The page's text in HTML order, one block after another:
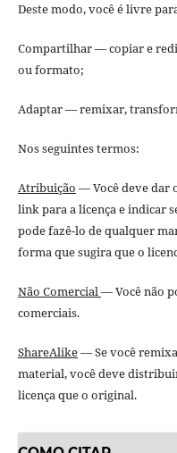
Deste modo, você é livre
Compartilhar — copiar e
ou formato;
Adaptar — remixar,
Nos seguintes termos:
Atribuição — Você deve dar
link para a licença e indicar
pode fazê-lo de qualquer
forma que sugira que o
Não Comercial— Você não
comerciais.
ShareAlike— Se você
material, você deve
licença que o original.